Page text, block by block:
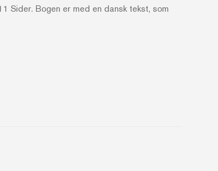
Sider. Bogen er med en dansk tekst, som